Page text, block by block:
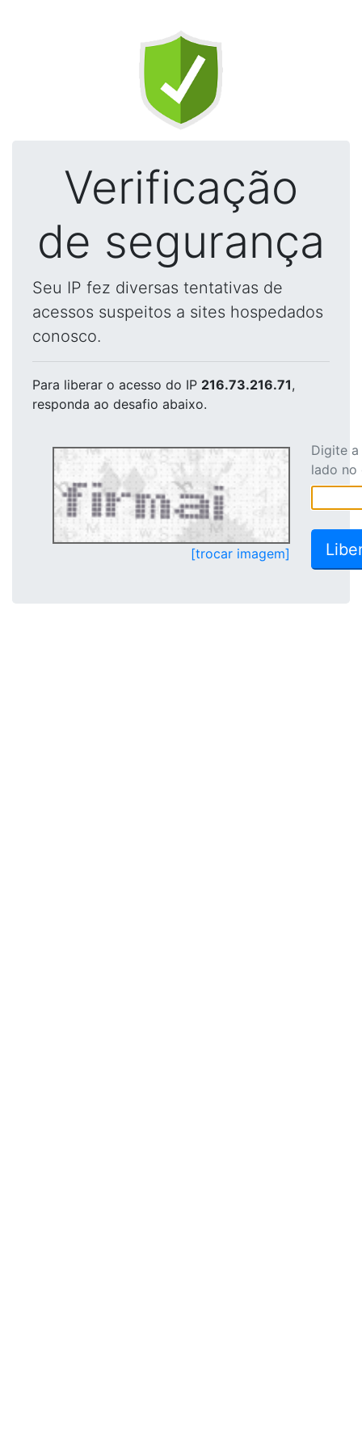
Verificação
de segurança
Seu IP fez diversas tentativas de
acessos suspeitos a sites hospedados
conosco.
Para liberar o acesso do IP 216.73.216.71,
responda ao desafio abaixo.
[trocar imagem]
Digite
lado no